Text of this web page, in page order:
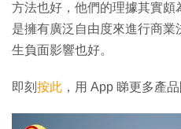
方法也好，他們的理據其實頗
是擁有廣泛自由度來進行商
生負面影響也好。
即刻 按此 ，用 App 睇更多產